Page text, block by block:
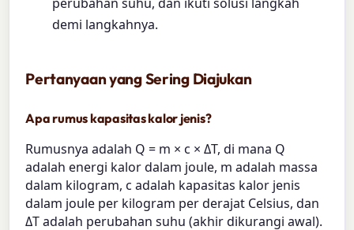
demi langkahnya.
Pertanyaan yang Sering Diajukan
Apa rumus kapasitas kalor jenis?
Rumusnya adalah Q = m × c × ΔT, di mana Q
adalah energi kalor dalam joule, m adalah massa
dalam kilogram, c adalah kapasitas kalor jenis
dalam joule per kilogram per derajat Celsius, dan
ΔT adalah perubahan suhu (akhir dikurangi awal).